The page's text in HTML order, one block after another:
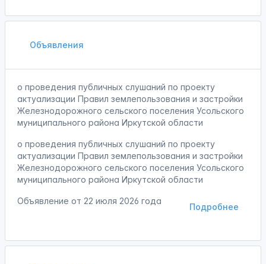
Объявления
о проведения публичных слушаний по проекту
актуализации Правил землепользования и застройки
Железнодорожного сельского поселения Усольского
муниципального района Иркутской области
о проведения публичных слушаний по проекту
актуализации Правил землепользования и застройки
Железнодорожного сельского поселения Усольского
муниципального района Иркутской области
Подробнее
Объявление от 22 июля 2026 года